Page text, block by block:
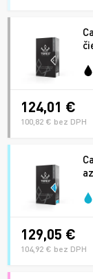
124,01 €
100,82 € bez DPH
129,05 €
104,92 € bez DPH